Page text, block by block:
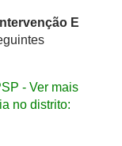
E
- Ver mais
no distrito: